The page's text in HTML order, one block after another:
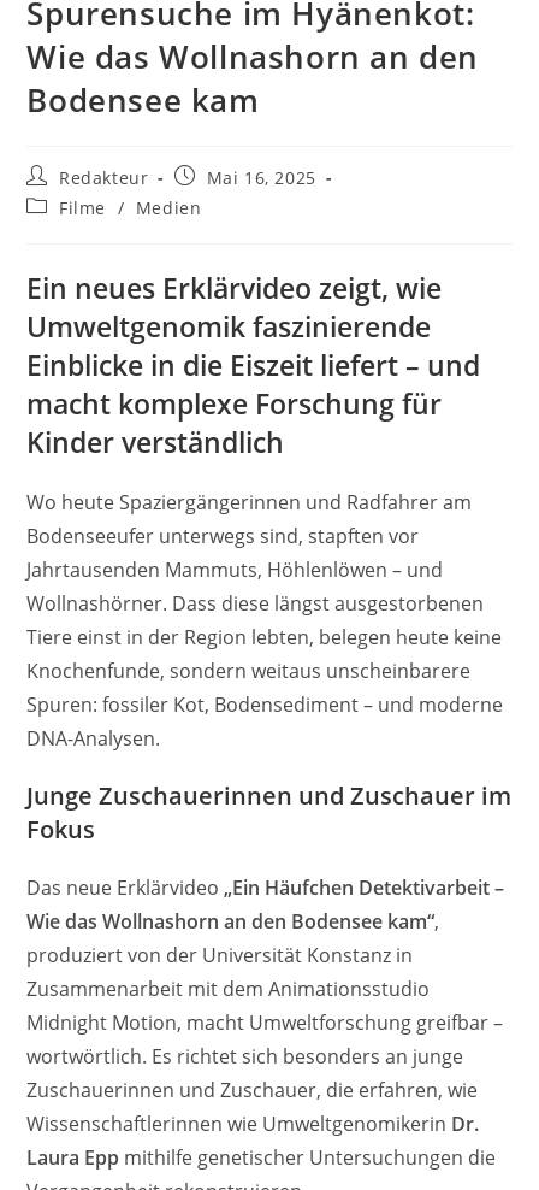
Spurensuche im Hyänenkot:
Wie das Wollnashorn an den
Bodensee kam
Beitrags-
Autor:
Redakteur
Beitrag
veröffentlicht:
Mai 16, 2025
Beitrags-
Filme / Medien
Ein neues Erklärvideo zeigt, wie
Umweltgenomik faszinierende
Einblicke in die Eiszeit liefert – und
macht komplexe Forschung für
Kinder verständlich
Wo heute Spaziergängerinnen und Radfahrer am
Bodenseeufer unterwegs sind, stapften vor
Jahrtausenden Mammuts, Höhlenlöwen – und
Wollnashörner. Dass diese längst ausgestorbenen
Tiere einst in der Region lebten, belegen heute keine
Knochenfunde, sondern weitaus unscheinbarere
Spuren: fossiler Kot, Bodensediment – und moderne
DNA-Analysen.
Junge Zuschauerinnen und Zuschauer im
Fokus
Das neue Erklärvideo„Ein Häufchen Detektivarbeit –
Wie das Wollnashorn an den Bodensee kam“,
produziert von der Universität Konstanz in
Zusammenarbeit mit dem Animationsstudio
Midnight Motion, macht Umweltforschung greifbar –
wortwörtlich. Es richtet sich besonders an junge
Zuschauerinnen und Zuschauer, die erfahren, wie
Wissenschaftlerinnen wie Umweltgenomikerin Dr.
Laura Epp mithilfe genetischer Untersuchungen die